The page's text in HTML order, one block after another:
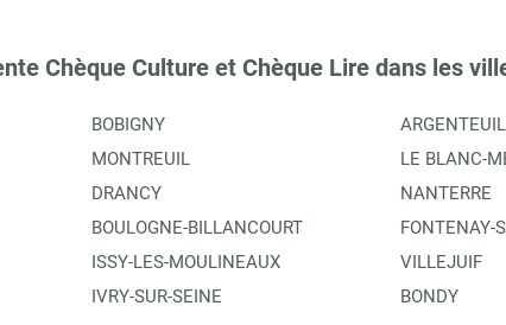
Chèque Culture et Chèque Lire dans les
BOBIGNY
MONTREUIL
DRANCY
BOULOGNE-BILLANCOURT
ISSY-LES-MOULINEAUX
IVRY-SUR-SEINE
ARGENTEUIL
LE BLANC-
NANTERRE
FONTENAY-
VILLEJUIF
BONDY